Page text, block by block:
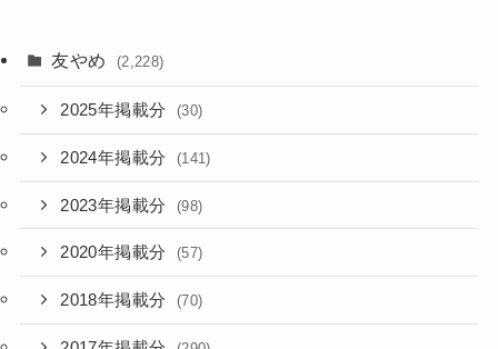
友やめ (2,228)
2025年掲載分 (30)
2024年掲載分 (141)
2023年掲載分 (98)
2020年掲載分 (57)
2018年掲載分 (70)